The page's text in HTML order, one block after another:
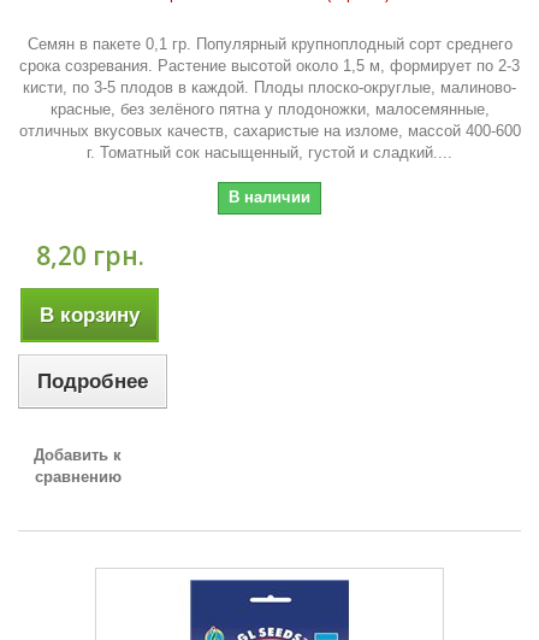
Семян в пакете 0,1 гр. Популярный крупноплодный сорт среднего
срока созревания. Растение высотой около 1,5 м, формирует по 2-3
кисти, по 3-5 плодов в каждой. Плоды плоско-округлые, малиново-
красные, без зелёного пятна у плодоножки, малосемянные,
отличных вкусовых качеств, сахаристые на изломе, массой 400-600
г. Томатный сок насыщенный, густой и сладкий....
В наличии
8,20 грн.
В корзину
Подробнее
Добавить к
сравнению